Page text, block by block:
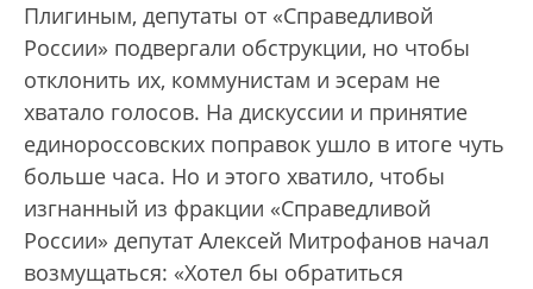
Плигиным, депутаты от «Справедливой
России» подвергали обструкции, но чтобы
отклонить их, коммунистам и эсерам не
хватало голосов. На дискуссии и принятие
единороссовских поправок ушло в итоге чуть
больше часа. Но и этого хватило, чтобы
изгнанный из фракции «Справедливой
России» депутат Алексей Митрофанов начал
возмущаться: «Хотел бы обратиться